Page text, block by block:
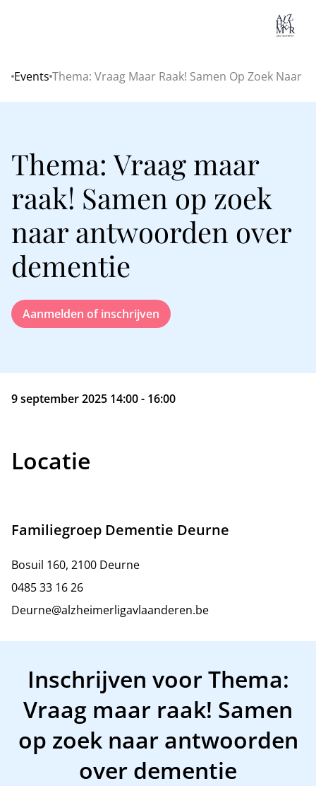
Home
Events Thema: Vraag Maar Raak! Samen Op Zoek Naar
Thema: Vraag maar
raak! Samen op zoek
naar antwoorden over
dementie
Aanmelden of inschrijven
9 september 2025 14:00 - 16:00
Locatie
Familiegroep Dementie Deurne
Bosuil 160, 2100 Deurne
0485 33 16 26
Deurne@alzheimerligavlaanderen.be
Inschrijven voor Thema:
Vraag maar raak! Samen
op zoek naar antwoorden
over dementie